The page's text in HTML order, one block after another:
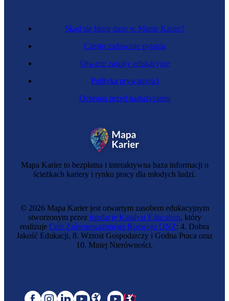
Mapa Karier to bezpłatna i interaktywna baza informacji o
ścieżkach kariery i rynku pracy dla młodych ludzi.
Skąd się biorą dane w Mapie Karier?
Często zadawane pytania
Otwarte zasoby edukacyjne
Polityka prywatności
Ochrona przed nadużyciami
© 2026 Mapa Karier jest otwartym zasobem edukacyjnym
stworzonym przez fundację Katalyst Education, który
realizuje Cele Zrównoważonego Rozwoju ONZ: 4. Dobra
Jakość Edukacji, 8. Wzrost Gospodarczy i Godna Praca oraz
10. Mniej Nierówności.